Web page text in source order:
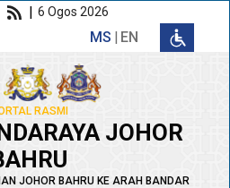
| 6 Ogos 2026
MS EN
RASMI
JOHOR
JOHOR BAHRU KE ARAH BANDAR